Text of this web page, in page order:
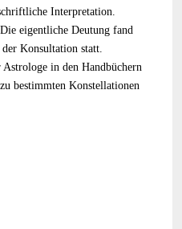
Interpretation.
eigentliche Deutung fand
Konsultation statt.
in den Handbüchern
bestimmten Konstellationen